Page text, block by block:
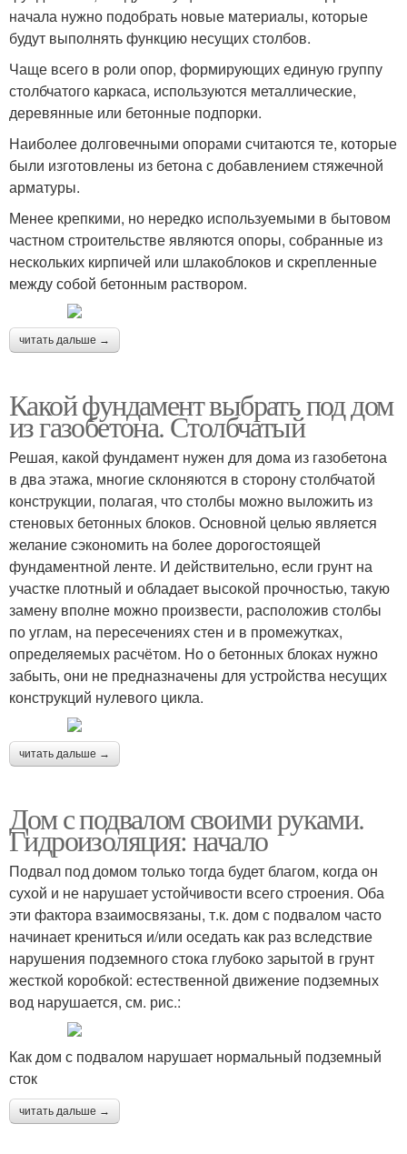
начала нужно подобрать новые материалы, которые
будут выполнять функцию несущих столбов.
Чаще всего в роли опор, формирующих единую группу
столбчатого каркаса, используются металлические,
деревянные или бетонные подпорки.
Наиболее долговечными опорами считаются те, которые
были изготовлены из бетона с добавлением стяжечной
арматуры.
Менее крепкими, но нередко используемыми в бытовом
частном строительстве являются опоры, собранные из
нескольких кирпичей или шлакоблоков и скрепленные
между собой бетонным раствором.
читать дальше →
Какой фундамент выбрать под дом
из газобетона. Столбчатый
Решая, какой фундамент нужен для дома из газобетона
в два этажа, многие склоняются в сторону столбчатой
конструкции, полагая, что столбы можно выложить из
стеновых бетонных блоков. Основной целью является
желание сэкономить на более дорогостоящей
фундаментной ленте. И действительно, если грунт на
участке плотный и обладает высокой прочностью, такую
замену вполне можно произвести, расположив столбы
по углам, на пересечениях стен и в промежутках,
определяемых расчётом. Но о бетонных блоках нужно
забыть, они не предназначены для устройства несущих
конструкций нулевого цикла.
читать дальше →
Дом с подвалом своими руками.
Гидроизоляция: начало
Подвал под домом только тогда будет благом, когда он
сухой и не нарушает устойчивости всего строения. Оба
эти фактора взаимосвязаны, т.к. дом с подвалом часто
начинает крениться и/или оседать как раз вследствие
нарушения подземного стока глубоко зарытой в грунт
жесткой коробкой: естественной движение подземных
вод нарушается, см. рис.:
Как дом с подвалом нарушает нормальный подземный
сток
читать дальше →